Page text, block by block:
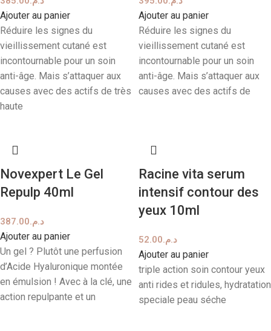
Ajouter au panier
Réduire les signes du
vieillissement cutané est
incontournable pour un soin
anti-âge. Mais s’attaquer aux
causes avec des actifs de très
haute
Ajouter au panier
Réduire les signes du
vieillissement cutané est
incontournable pour un soin
anti-âge. Mais s’attaquer aux
causes avec des actifs de
Novexpert Le Gel
Repulp 40ml
د.م.387.00
Ajouter au panier
Un gel ? Plutôt une perfusion
d’Acide Hyaluronique montée
en émulsion ! Avec à la clé, une
action repulpante et un
Racine vita serum
intensif contour des
yeux 10ml
د.م.52.00
Ajouter au panier
triple action soin contour yeux
anti rides et ridules, hydratation
speciale peau séche